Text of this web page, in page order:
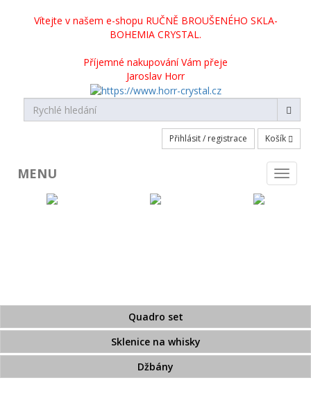
Vítejte v našem e-shopu RUČNĚ BROUŠENÉHO SKLA-
BOHEMIA CRYSTAL.
Příjemné nakupování Vám přeje
Jaroslav Horr
Přihlásit / registrace Košík
MENU
Quadro set
Sklenice na whisky
Džbány